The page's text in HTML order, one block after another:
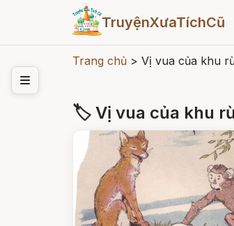
TruyệnXưaTíchCũ
Trang chủ > Vị vua của khu
🏷 Vị vua của khu